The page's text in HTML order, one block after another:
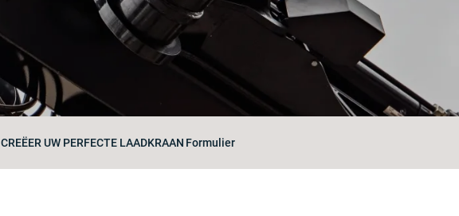
CREËER UW PERFECTE LAADKRAAN Formulier